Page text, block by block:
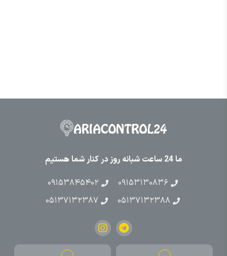
ما 24 ساعت شبانه روز در کنار شما هستیم
۰۹۱۵۳۱۳۰۸۳۶
۰۹۱۵۳۸۴۵۴۰۲
۰۵۱۳۷۱۳۲۳۸۸
۰۵۱۳۷۱۳۲۳۸۷